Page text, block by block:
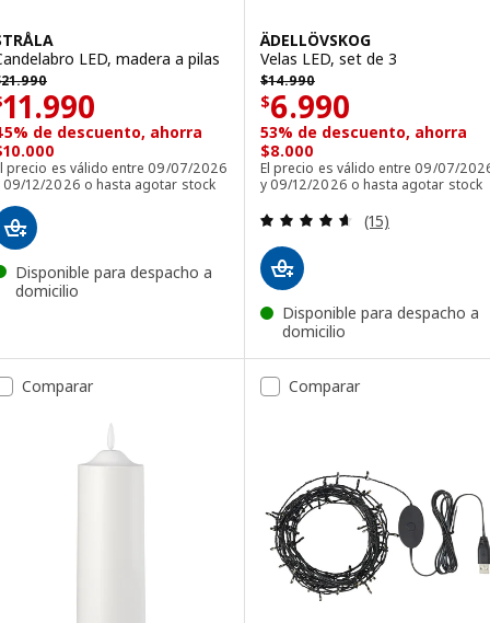
LED, madera a pilas
21.990
21990
11.990$ 11990
de descuento, ahorra
precio es válido entre 09/07/2026
09/12/2026 o hasta agotar stock
Disponible para despacho a
domicilio
ÄDELLÖVSKOG
Velas LED, set de 3
$14.990
$ 14990
$6.990
Precio $ 6990
53% de descuento, ahorra
$8.000
El precio es válido entre 09/07/
y 09/12/2026 o hasta agotar stock
Revisa: 4.6 de
(15)
Disponible para despacho a
domicilio
Comparar Comparar